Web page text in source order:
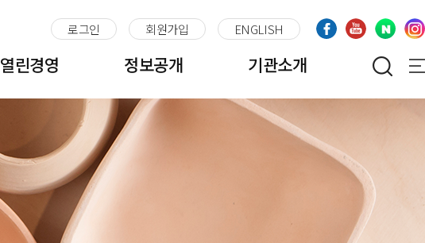
로그인 회원가입 ENGLISH
열린경영 정보공개 기관소개